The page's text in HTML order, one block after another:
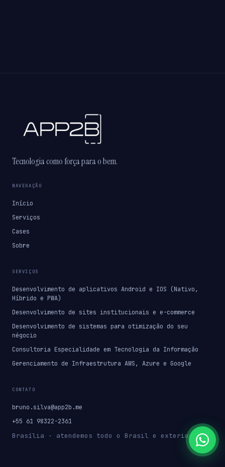
Tecnologia como força para o bem.
NAVEGAÇÃO
Início
Serviços
Cases
Sobre
SERVIÇOS
Desenvolvimento de aplicativos Android e IOS (Nativo,
Híbrido e PWA)
Desenvolvimento de sites institucionais e e-commerce
Desenvolvimento de sistemas para otimização do seu
négocio
Consultoria Especialidade em Tecnologia da Informação
Gerenciamento de Infraestrutura AWS, Azure e Google
CONTATO
bruno.silva@app2b.me
+55 61 98322-2361
Brasília · atendemos todo o Brasil e exterior